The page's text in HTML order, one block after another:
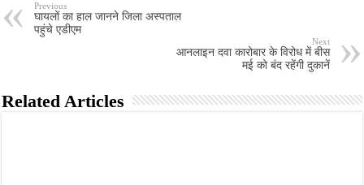
Previous
घायलों का हाल जानने जिला अस्पताल
पहुंचे एडीएम
Next
आनलाइन दवा कारोबार के विरोध में बीस
मई को बंद रहेंगी दुकानें
Related Articles